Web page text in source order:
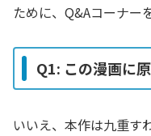
ために、Q&Aコーナー
Q1: この漫画に
いいえ、本作は九重す